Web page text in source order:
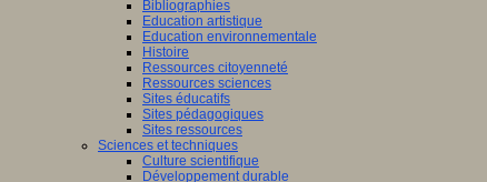
Bibliographies
Education artistique
Education environnementale
Histoire
Ressources citoyenneté
Ressources sciences
Sites éducatifs
Sites pédagogiques
Sites ressources
Sciences et techniques
Culture scientifique
Développement durable